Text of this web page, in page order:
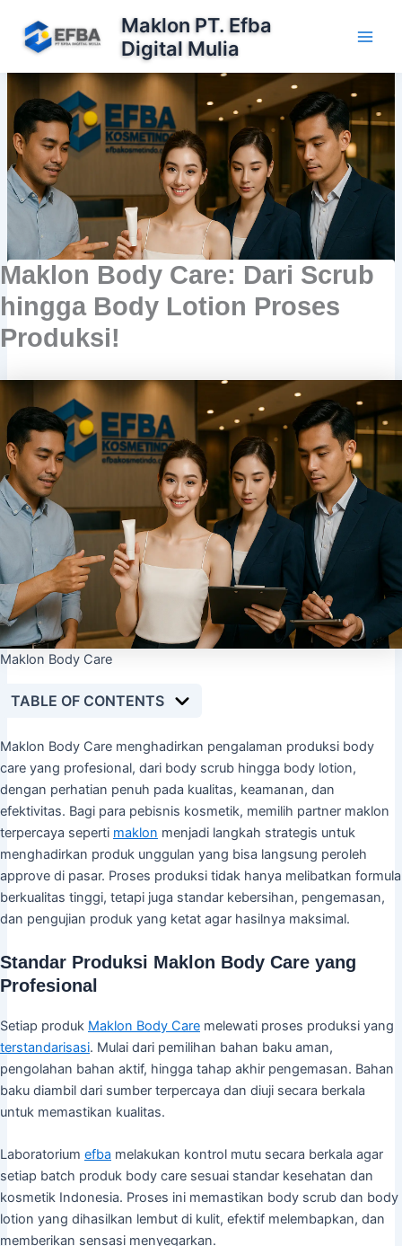
konten
Maklon PT. Efba
Digital Mulia
Maklon Body Care: Dari Scrub
hingga Body Lotion Proses
Produksi!
Maklon Body Care
TABLE OF CONTENTS
Maklon Body Care menghadirkan pengalaman produksi body
care yang profesional, dari body scrub hingga body lotion,
dengan perhatian penuh pada kualitas, keamanan, dan
efektivitas. Bagi para pebisnis kosmetik, memilih partner maklon
terpercaya seperti maklon menjadi langkah strategis untuk
menghadirkan produk unggulan yang bisa langsung peroleh
approve di pasar. Proses produksi tidak hanya melibatkan formula
berkualitas tinggi, tetapi juga standar kebersihan, pengemasan,
dan pengujian produk yang ketat agar hasilnya maksimal.
Standar Produksi Maklon Body Care yang
Profesional
Setiap produk Maklon Body Care melewati proses produksi yang
terstandarisasi. Mulai dari pemilihan bahan baku aman,
pengolahan bahan aktif, hingga tahap akhir pengemasan. Bahan
baku diambil dari sumber terpercaya dan diuji secara berkala
untuk memastikan kualitas.
Laboratorium efba melakukan kontrol mutu secara berkala agar
setiap batch produk body care sesuai standar kesehatan dan
kosmetik Indonesia. Proses ini memastikan body scrub dan body
lotion yang dihasilkan lembut di kulit, efektif melembapkan, dan
memberikan sensasi menyegarkan.